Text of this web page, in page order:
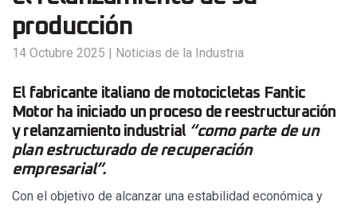
producción
14 Octubre 2025 | Noticias de la Industria
El fabricante italiano de motocicletas Fantic
Motor ha iniciado un proceso de reestructuración
y relanzamiento industrial “como parte de un
plan estructurado de recuperación
empresarial”.
Con el objetivo de alcanzar una estabilidad económica y